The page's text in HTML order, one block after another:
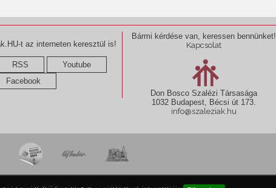
t az interneten keresztül is!
RSS
Youtube
Facebook
Bármi kérdése van, keressen bennünket!
Kapcsolat
Don Bosco Szalézi Társasága
1032 Budapest, Bécsi út 173.
info@szaleziak.hu